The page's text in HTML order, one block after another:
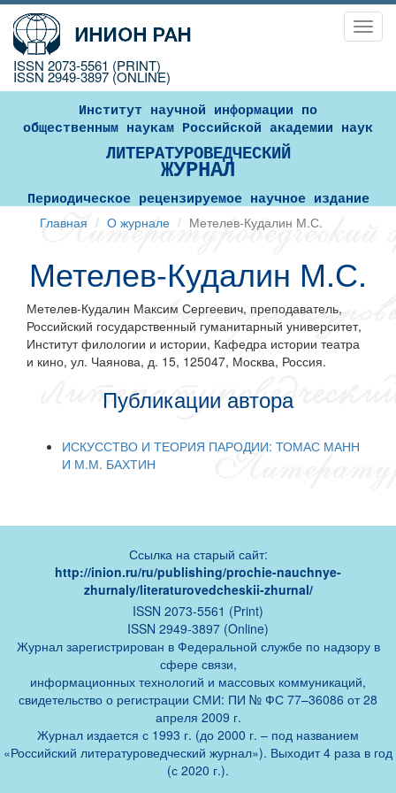
ISSN 2073-5561 (PRINT)
ISSN 2949-3897 (ONLINE)
Институт научной информации по
общественным наукам Российской академии наук
ЛИТЕРАТУРОВЕДЧЕСКИЙ
ЖУРНАЛ
Периодическое рецензируемое научное издание
Главная О журнале Метелев-Кудалин М.С.
Метелев-Кудалин М.С.
Метелев-Кудалин Максим Сергеевич, преподаватель,
Российский государственный гуманитарный университет,
Институт филологии и истории, Кафедра истории театра
и кино, ул. Чаянова, д. 15, 125047, Москва, Россия.
Публикации автора
ИСКУССТВО И ТЕОРИЯ ПАРОДИИ: ТОМАС МАНН
И М.М. БАХТИН
Ссылка на старый сайт:
http://inion.ru/ru/publishing/prochie-nauchnye-
zhurnaly/literaturovedcheskii-zhurnal/
ISSN 2073-5561 (Print)
ISSN 2949-3897 (Online)
Журнал зарегистрирован в Федеральной службе по надзору в
сфере связи,
информационных технологий и массовых коммуникаций,
свидетельство о регистрации СМИ: ПИ № ФС 77–36086 от 28
апреля 2009 г.
Журнал издается с 1993 г. (до 2000 г. – под названием
«Российский литературоведческий журнал»). Выходит 4 раза в год
(с 2020 г.).